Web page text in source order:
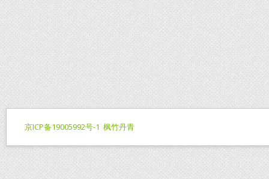
京ICP备19005992号-1 枫竹丹青